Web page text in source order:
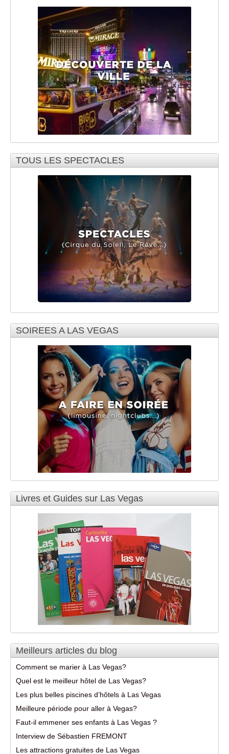
TOUS LES SPECTACLES
SOIREES A LAS VEGAS
Livres et Guides sur Las Vegas
Meilleurs articles du blog
Comment se marier à Las Vegas?
Quel est le meilleur hôtel de Las Vegas?
Les plus belles piscines d’hôtels à Las Vegas
Meilleure période pour aller à Vegas?
Faut-il emmener ses enfants à Las Vegas ?
Interview de Sébastien FREMONT
Les attractions gratuites de Las Vegas